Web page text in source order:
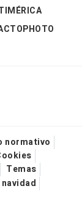
normativo
Temas